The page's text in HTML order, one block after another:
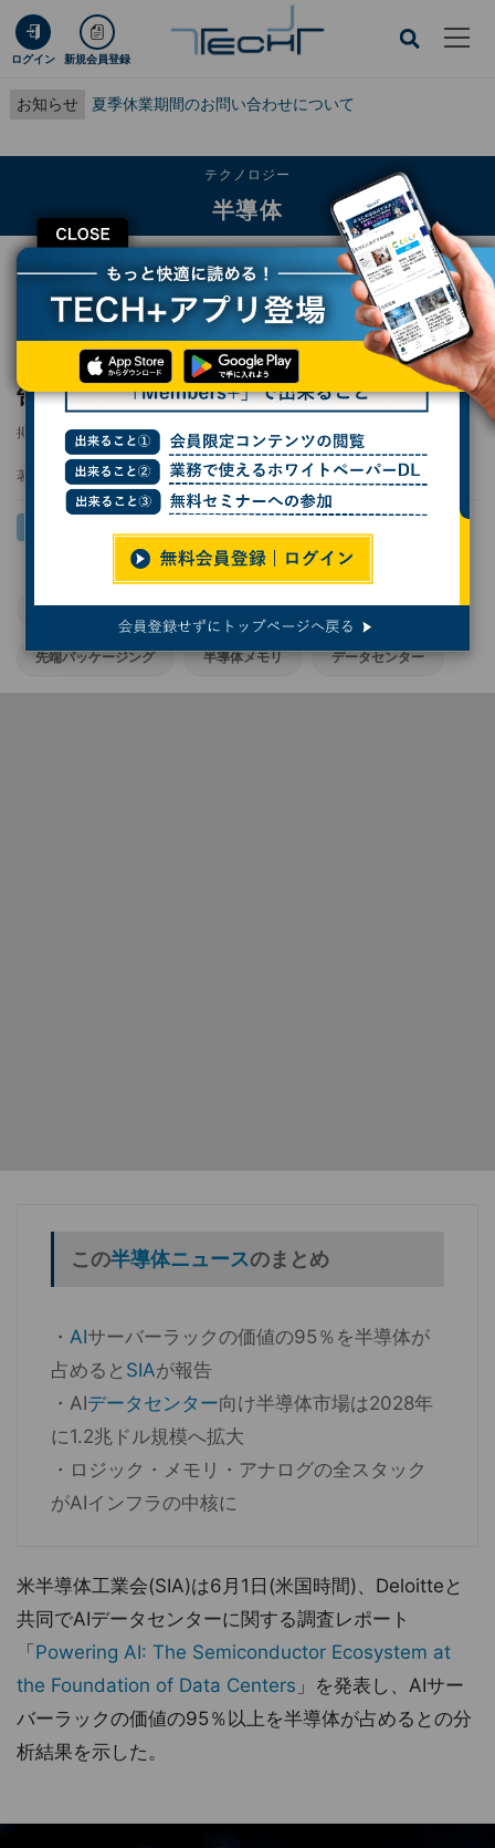
ログイン 新規会員登録
お知らせ 夏季休業期間のお問い合わせについて
CLOSE
テクノロジー
半導体
TECH+ テクノロジー
半導体
AIサーバーの価値の95％は半導体 SIA報告、2028年に1.2兆ドル市場へ
AIサーバーの価値の95％は半導体 SIA報
告、2028年に1.2兆ドル市場へ
掲載日 2026/06/02 13:05
著者： 小林行雄
SIA AI AI半導体 CPU GPU
先端パッケージング 半導体メモリ データセンター
この半導体ニュースのまとめ
・ AIサーバーラックの価値の95％を半導体が
占めると SIAが報告
・AIデータセンター向け半導体市場は2028年
に1.2兆ドル規模へ拡大
・ロジック・メモリ・アナログの全スタック
がAIインフラの中核に
米半導体工業会(SIA)は6月1日(米国時間)、Deloitteと
共同でAIデータセンターに関する調査レポート
「 Powering AI: The Semiconductor Ecosystem at
the Foundation of Data Centers 」を発表し、AIサー
バーラックの価値の95％以上を半導体が占めるとの分
析結果を示した。